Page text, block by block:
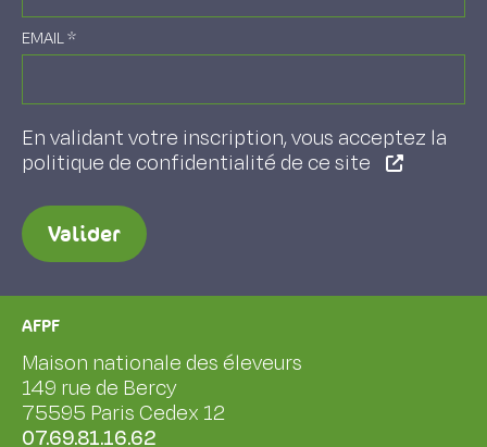
EMAIL*
En validant votre inscription, vous acceptez la
politique de confidentialité de ce site
Valider
AFPF
Maison nationale des éleveurs
149 rue de Bercy
75595 Paris Cedex 12
07.69.81.16.62